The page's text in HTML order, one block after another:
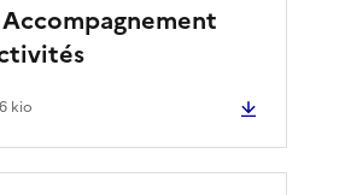
kio